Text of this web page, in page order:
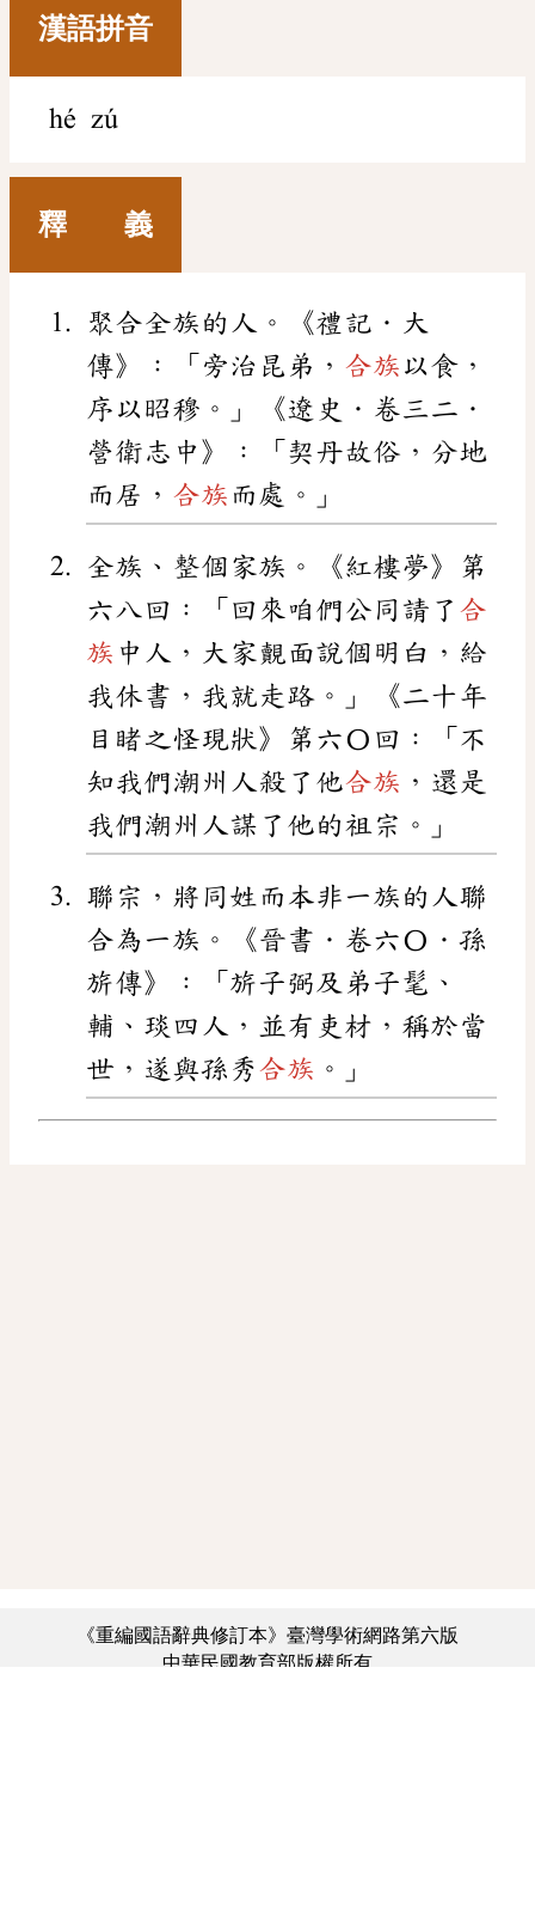
漢語拼音
hé zú
釋 義
聚合全族的人。《禮記．大
傳》：「旁治昆弟， 合族 以食，
序以昭穆。」《遼史．卷三二．
營衛志中》：「契丹故俗，分地
而居， 合族 而處。」
全族、整個家族。《紅樓夢》第
六八回：「回來咱們公同請了 合
族 中人，大家覿面說個明白，給
我休書，我就走路。」《二十年
目睹之怪現狀》第六〇回：「不
知我們潮州人殺了他合族 ，還是
我們潮州人謀了他的祖宗。」
聯宗，將同姓而本非一族的人聯
合為一族。《晉書．卷六〇．孫
旂傳》：「旂子弼及弟子髦、
輔、琰四人，並有吏材，稱於當
世，遂與孫秀合族 。」
《重編國語辭典修訂本》臺灣學術網路第六版
中華民國教育部版權所有